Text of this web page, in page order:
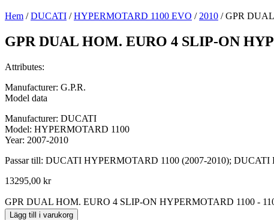
Hem /DUCATI /HYPERMOTARD 1100 EVO / 2010 / GPR
GPR DUAL HOM. EURO 4 SLIP-ON
Attributes:
Manufacturer: G.P.R.
Model data
Manufacturer: DUCATI
Model: HYPERMOTARD 1100
Year: 2007-2010
Passar till: DUCATI HYPERMOTARD 1100 (2007-2010);
13295,00 kr
GPR DUAL HOM. EURO 4 SLIP-ON HYPERMOTARD 1100 -
Lägg till i varukorg